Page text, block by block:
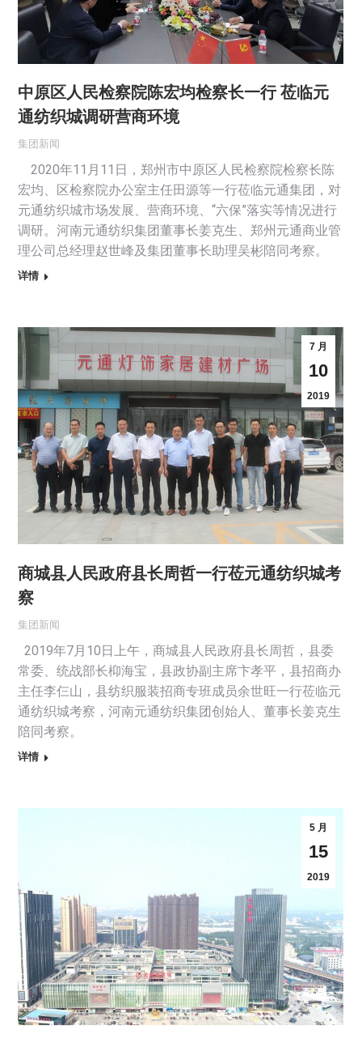
中原区人民检察院陈宏均检察长一行 莅临元
通纺织城调研营商环境
集团新闻
2020年11月11日，郑州市中原区人民检察院检察长陈
宏均、区检察院办公室主任田源等一行莅临元通集团，对
元通纺织城市场发展、营商环境、“六保”落实等情况进行
调研。河南元通纺织集团董事长姜克生、郑州元通商业管
理公司总经理赵世峰及集团董事长助理吴彬陪同考察。
详情
7 月
10
2019
商城县人民政府县长周哲一行莅元通纺织城考
察
集团新闻
2019年7月10日上午，商城县人民政府县长周哲，县委
常委、统战部长枊海宝，县政协副主席卞孝平，县招商办
主任李仨山，县纺织服装招商专班成员余世旺一行莅临元
通纺织城考察，河南元通纺织集团创始人、董事长姜克生
陪同考察。
详情
5 月
15
2019